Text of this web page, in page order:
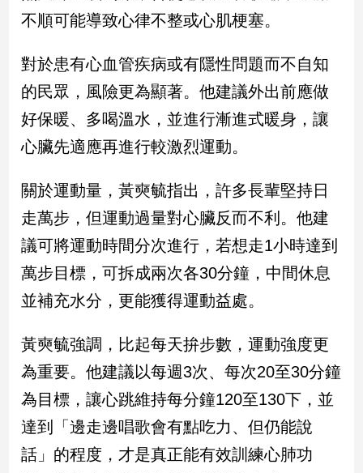
區
南
台
灣
觀
南
台
灣
觀
點
娛
樂
娛
樂
星
不順可能導致心律不整或心肌梗塞。
對於患有心血管疾病或有隱性問題而不自知
的民眾，風險更為顯著。他建議外出前應做
好保暖、多喝溫水，並進行漸進式暖身，讓
心臟先適應再進行較激烈運動。
關於運動量，黃奭毓指出，許多長輩堅持日
走萬步，但運動過量對心臟反而不利。他建
議可將運動時間分次進行，若想走1小時達到
萬步目標，可拆成兩次各30分鐘，中間休息
並補充水分，更能獲得運動益處。
黃奭毓強調，比起每天拚步數，運動強度更
為重要。他建議以每週3次、每次20至30分鐘
為目標，讓心跳維持每分鐘120至130下，並
達到「邊走邊唱歌會有點吃力、但仍能說
話」的程度，才是真正能有效訓練心肺功